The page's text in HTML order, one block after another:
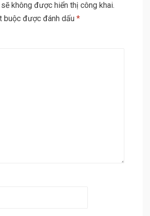
không được hiển thị công khai.
buộc được đánh dấu *